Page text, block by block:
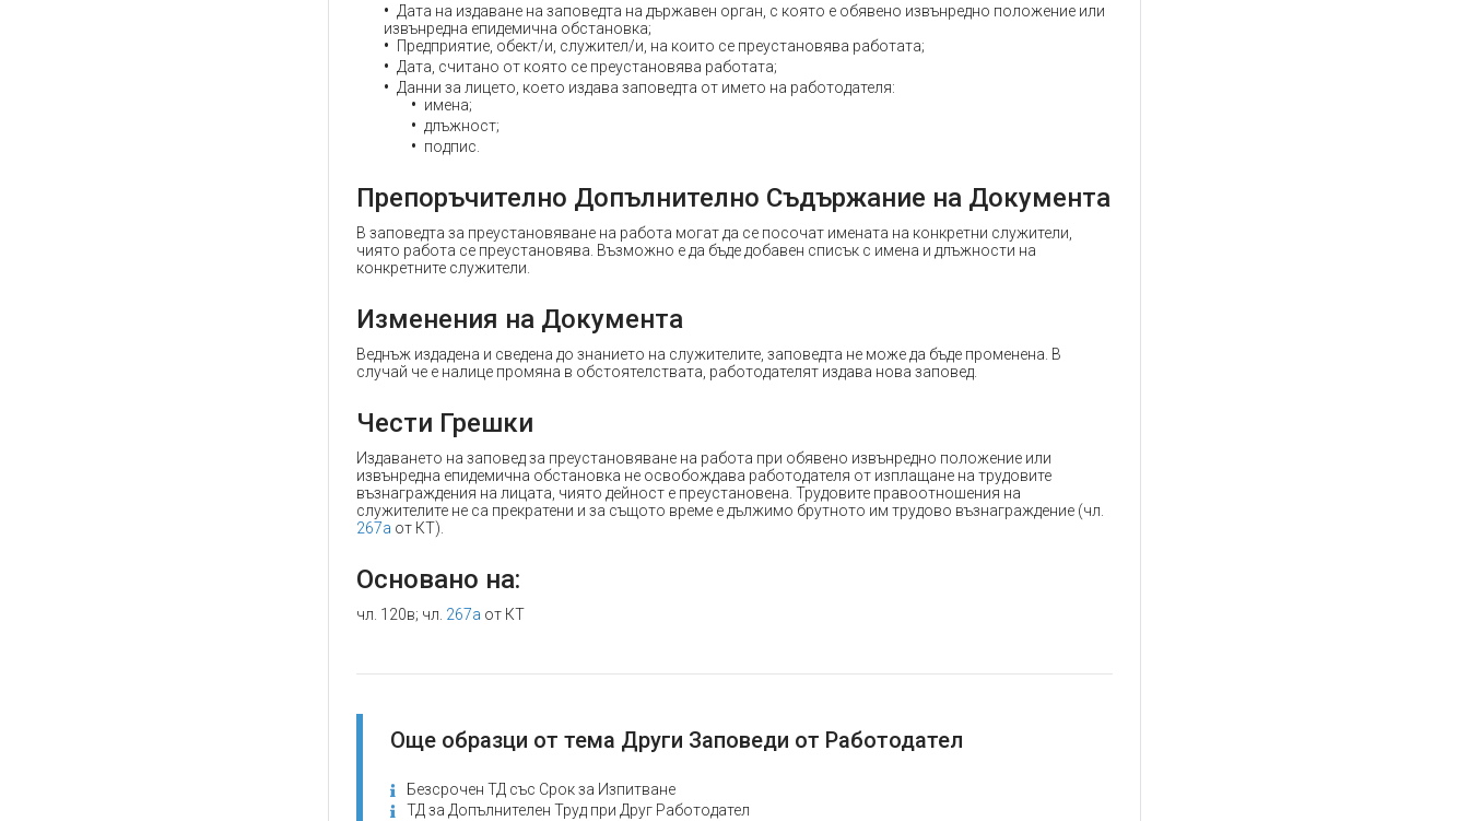
Дата на издаване на заповедта на държавен орган, с която е обявено извънредно положение или
извънредна епидемична обстановка;
Предприятие, обект/и, служител/и, на които се преустановява работата;
Дата, считано от която се преустановява работата;
Данни за лицето, което издава заповедта от името на работодателя:
имена;
длъжност;
подпис.
Препоръчително Допълнително Съдържание на Документа
В заповедта за преустановяване на работа могат да се посочат имената на конкретни служители,
чиято работа се преустановява. Възможно е да бъде добавен списък с имена и длъжности на
конкретните служители.
Изменения на Документа
Веднъж издадена и сведена до знанието на служителите, заповедта не може да бъде променена. В
случай че е налице промяна в обстоятелствата, работодателят издава нова заповед.
Чести Грешки
Издаването на заповед за преустановяване на работа при обявено извънредно положение или
извънредна епидемична обстановка не освобождава работодателя от изплащане на трудовите
възнаграждения на лицата, чиято дейност е преустановена. Трудовите правоотношения на
служителите не са прекратени и за същото време е дължимо брутното им трудово възнаграждение (чл.
267а от КТ).
Основано на:
чл. 120в; чл. 267а от КТ
Още образци от тема Други Заповеди от Работодател
Безсрочен ТД със Срок за Изпитване
ТД за Допълнителен Труд при Друг Работодател